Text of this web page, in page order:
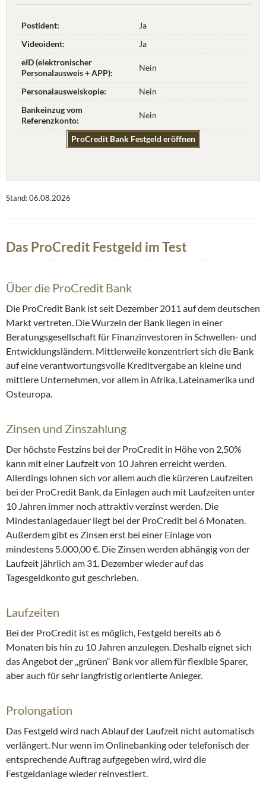
Postident:
Ja
Videoident:
Ja
eID (elektronischer
Personalausweis + APP):
Nein
Personalausweiskopie:
Nein
Bankeinzug vom
Referenzkonto:
Nein
ProCredit Bank Festgeld eröffnen
Stand: 06.08.2026
Das ProCredit Festgeld im Test
Über die ProCredit Bank
Die ProCredit Bank ist seit Dezember 2011 auf dem deutschen
Markt vertreten. Die Wurzeln der Bank liegen in einer
Beratungsgesellschaft für Finanzinvestoren in Schwellen- und
Entwicklungsländern. Mittlerweile konzentriert sich die Bank
auf eine verantwortungsvolle Kreditvergabe an kleine und
mittlere Unternehmen, vor allem in Afrika, Lateinamerika und
Osteuropa.
Zinsen und Zinszahlung
Der höchste Festzins bei der ProCredit in Höhe von 2,50%
kann mit einer Laufzeit von 10 Jahren erreicht werden.
Allerdings lohnen sich vor allem auch die kürzeren Laufzeiten
bei der ProCredit Bank, da Einlagen auch mit Laufzeiten unter
10 Jahren immer noch attraktiv verzinst werden. Die
Mindestanlagedauer liegt bei der ProCredit bei 6 Monaten.
Außerdem gibt es Zinsen erst bei einer Einlage von
mindestens 5.000,00 €. Die Zinsen werden abhängig von der
Laufzeit jährlich am 31. Dezember wieder auf das
Tagesgeldkonto gut geschrieben.
Laufzeiten
Bei der ProCredit ist es möglich, Festgeld bereits ab 6
Monaten bis hin zu 10 Jahren anzulegen. Deshalb eignet sich
das Angebot der „grünen“ Bank vor allem für flexible Sparer,
aber auch für sehr langfristig orientierte Anleger.
Prolongation
Das Festgeld wird nach Ablauf der Laufzeit nicht automatisch
verlängert. Nur wenn im Onlinebanking oder telefonisch der
entsprechende Auftrag aufgegeben wird, wird die
Festgeldanlage wieder reinvestiert.